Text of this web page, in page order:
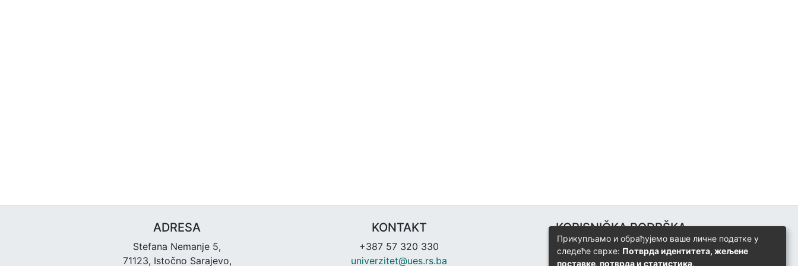
ADRESA
Stefana Nemanje 5,
71123, Istočno Sarajevo,
KONTAKT
+387 57 320 330
univerzitet@ues.rs.ba
KORISNIČKA PODRŠKA
Univerzitetski računarski centar
+387 57 320 140
Прикупљамо и обрађујемо ваше личне податке у
следеће сврхе: Потврда идентитета, жељене
поставке, потврда и статистика.